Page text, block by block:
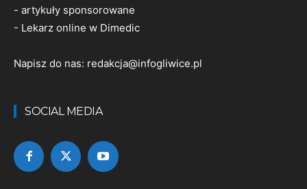
- artykuły sponsorowane
- Lekarz online w Dimedic
Napisz do nas: redakcja@infogliwice.pl
SOCIAL MEDIA